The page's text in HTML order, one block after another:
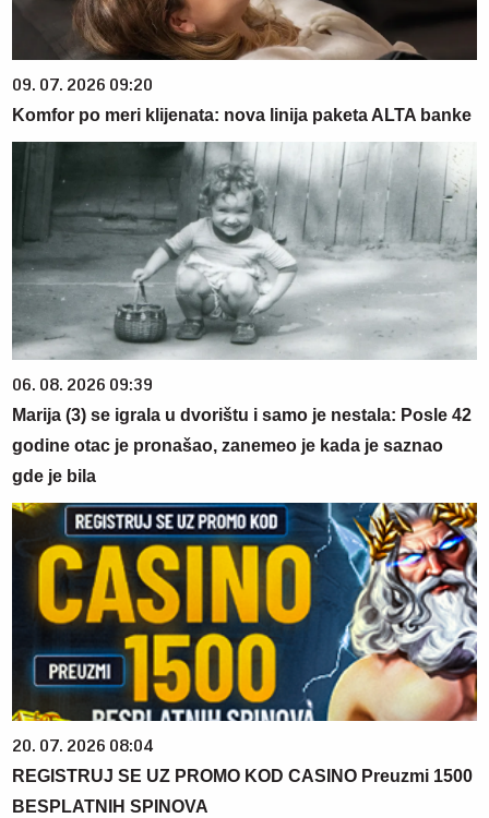
09. 07. 2026 09:20
Komfor po meri klijenata: nova linija paketa ALTA banke
06. 08. 2026 09:39
Marija (3) se igrala u dvorištu i samo je nestala: Posle 42
godine otac je pronašao, zanemeo je kada je saznao
gde je bila
20. 07. 2026 08:04
REGISTRUJ SE UZ PROMO KOD CASINO Preuzmi 1500
BESPLATNIH SPINOVA